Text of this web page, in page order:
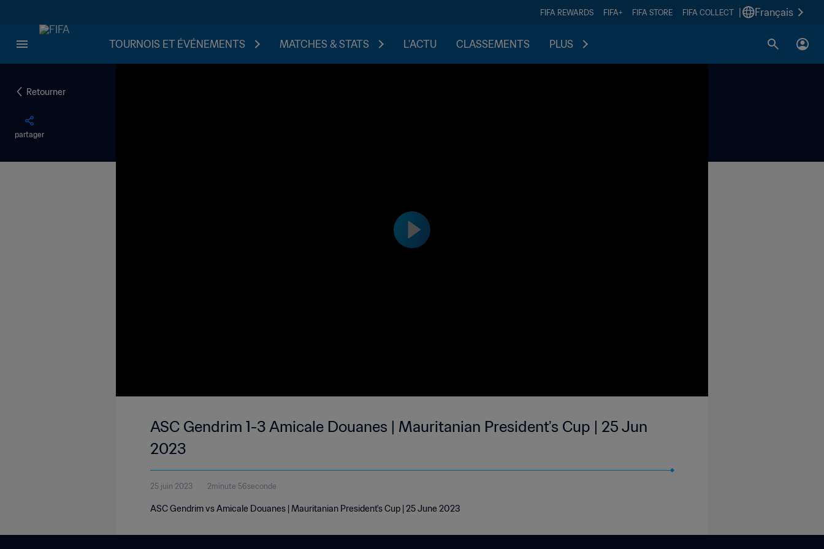
FIFA REWARDS FIFA+ FIFA STORE FIFA COLLECT Français
TOURNOIS ET ÉVÉNEMENTS MATCHES & STATS L'ACTU CLASSEMENTS PLUS
Retourner
partager
ASC Gendrim 1-3 Amicale Douanes | Mauritanian President's Cup | 25 Jun
2023
25 juin 2023 2minute 56seconde
ASC Gendrim vs Amicale Douanes | Mauritanian President's Cup | 25 June 2023